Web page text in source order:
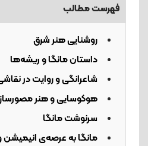
فهرست مطالب
روشنایی هنر شرق
داستان مانگا و ریشه‌ها
شاعرانگی و روایت در
هوکوسایی و هنر
سرنوشت مانگا
مانگا به عرصه‌ی